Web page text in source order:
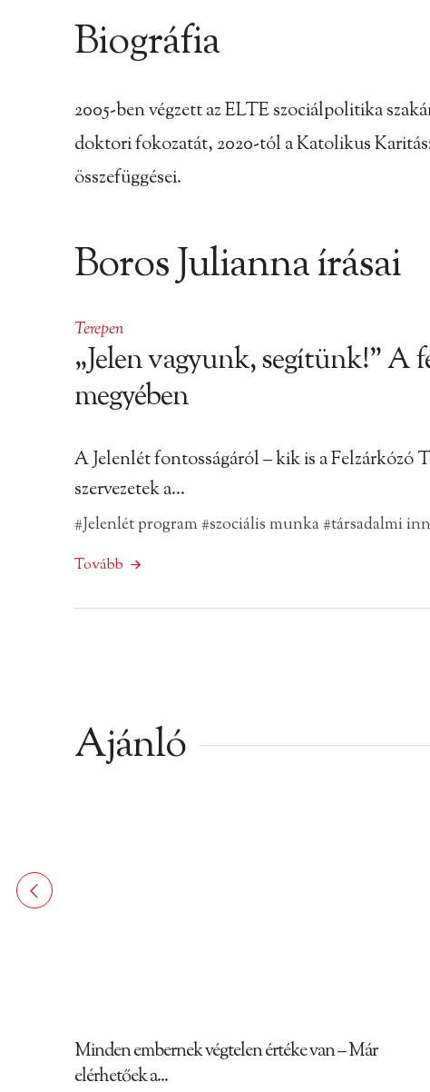
Biográfia
2005-ben végzett az ELTE szociálpolitika
doktori fokozatát, 2020-tól a Katolikus
összefüggései.
Boros Julianna írásai
Terepen
„Jelen vagyunk, segítünk!” A
megyében
A Jelenlét fontosságáról – kik is a Felzárkózó
szervezetek a…
#Jelenlét program#szociális munka#társadalmi
Tovább
Ajánló
Minden embernek végtelen értéke van – Már
elérhetőek a...